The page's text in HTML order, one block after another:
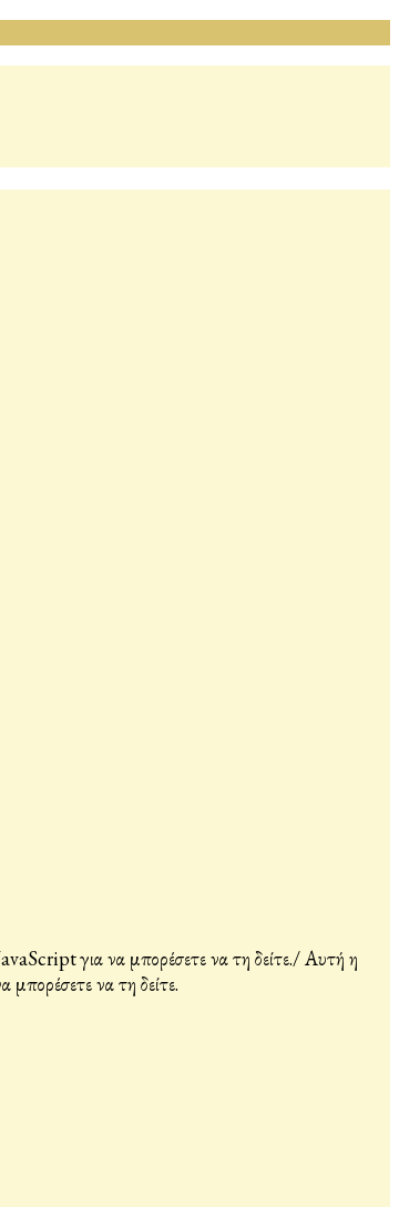
για να μπορέσετε να τη δείτε./Αυτή η
να τη δείτε.